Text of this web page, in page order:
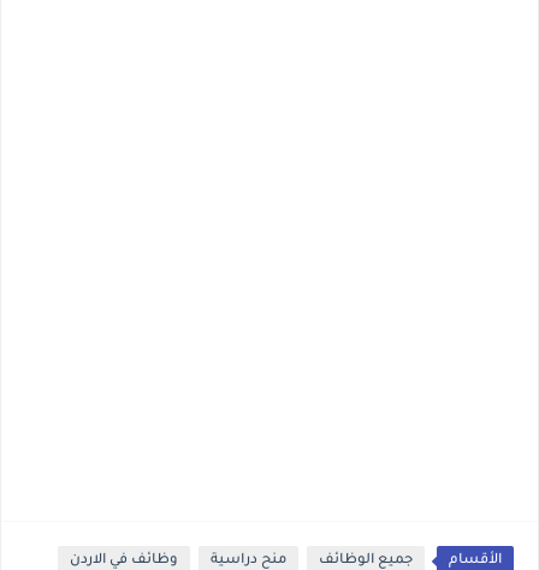
الأقسام جميع الوظائف منح دراسية وظائف في الاردن